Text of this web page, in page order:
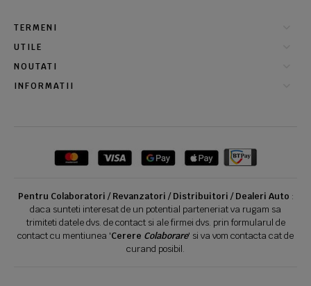
TERMENI
UTILE
NOUTATI
INFORMATII
Pentru Colaboratori / Revanzatori / Distribuitori / Dealeri Auto :
daca sunteti interesat de un potential parteneriat va rugam sa
trimiteti datele dvs. de contact si ale firmei dvs. prin formularul de
contact cu mentiunea 'Cerere Colaborare' si va vom contacta cat de
curand posibil.